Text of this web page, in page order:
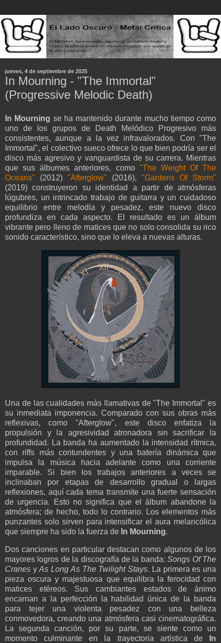
jueves, 4 de septiembre de 2025
In Mourning - "The Immortal"
(Progressive Melodic Death)
In Mourning se ha mantenido durante mucho tiempo como
uno de los grupos de Death Melódico Progresivo más
consistentes, aunque a la vez infravalorados. Con "The
Immortal", el colectivo sueco ofrece lo que bien podría ser el
disco más agresivo y vanguardista de su carrera. Mientras
que sus álbumes anteriores, como "The Weight Of The
Oceans" (2012)"Afterglow" (2016), "Gardens Of Storm"
(2019) construyeron su identidad a partir de atmósferas
lúgubres, un intrincado trabajo de guitarra y un cuidadoso
equilibrio entre melodía y pesadez, este nuevo disco
profundiza en cada aspecto. El resultado es un álbum
vibrante pero lleno de matices que no solo consolida su rico
sonido característico, sino que lo eleva a nuevas alturas.
Una de las cualidades más llamativas de "The Immortal" es
su inmediata imponencia. Comparado con sus obras más
reflexivas, como "Afterglow", este disco enfatiza la
propulsión y la agresividad atronadora sin sacrificar la
profundidad. La banda ha aumentado la intensidad rítmica,
con riffs más contundentes y una batería dinámica que
impulsa la música hacia adelante como una corriente
imparable. Si bien los trabajos anteriores a veces se
inclinaban por etapas de desarrollo gradual o largas
reflexiones, aquí cada tema transmite una fuerte sensación
de urgencia. Esto no significa que el álbum abandone la
atmósfera; de hecho, todo lo contrario. Los elementos más
punzantes solo sirven para intensificar el aura melancólica
que siempre ha sido la fuerza de In Mourning.
Dos canciones en particular destacan como algunos de los
mayores logros de la discografía de la banda:Songs Of The
Cranes yAs Long As The Twilight Stays. La primera es una
pieza oscura y majestuosa que equilibra la ferocidad con
matices etéreos. Sus cambiantes estados de ánimo
encarnan a la perfección la habilidad única de la banda
para tejer una violenta pesadez con una belleza
conmovedora, creando una atmósfera casi cinematográfica.
La segunda canción, por su parte, se siente como un
momento culminante en la trayectoria artística de
In